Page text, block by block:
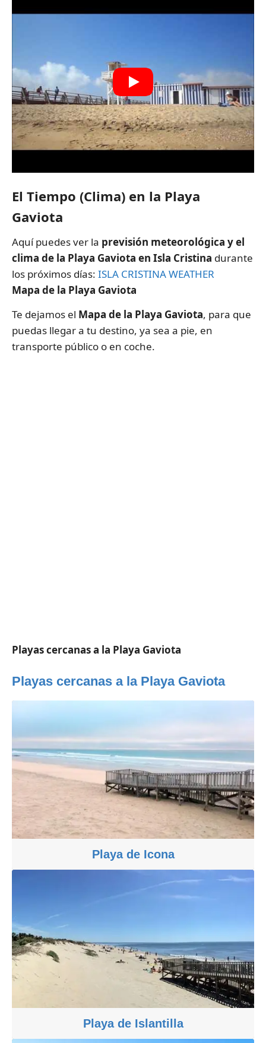
El Tiempo (Clima) en la Playa
Gaviota
Aquí puedes ver la previsión meteorológica y el
clima de la Playa Gaviota en Isla Cristina durante
los próximos días: ISLA CRISTINA WEATHER
Mapa de la Playa Gaviota
Te dejamos el Mapa de la Playa Gaviota, para que
puedas llegar a tu destino, ya sea a pie, en
transporte público o en coche.
Playas cercanas a la Playa Gaviota
Playas cercanas a la Playa Gaviota
Playa de Icona
Playa de Islantilla